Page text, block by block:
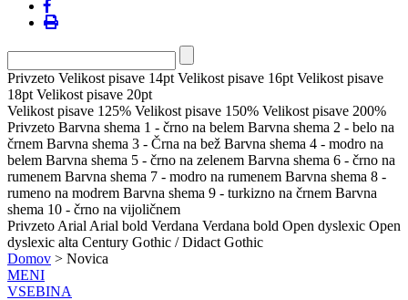
Privzeto Velikost pisave 14pt Velikost pisave 16pt Velikost pisave
18pt Velikost pisave 20pt
Velikost pisave 125% Velikost pisave 150% Velikost pisave 200%
Privzeto Barvna shema 1 - črno na belem Barvna shema 2 - belo na
črnem Barvna shema 3 - Črna na bež Barvna shema 4 - modro na
belem Barvna shema 5 - črno na zelenem Barvna shema 6 - črno na
rumenem Barvna shema 7 - modro na rumenem Barvna shema 8 -
rumeno na modrem Barvna shema 9 - turkizno na črnem Barvna
shema 10 - črno na vijoličnem
Privzeto Arial Arial bold Verdana Verdana bold Open dyslexic Open
dyslexic alta Century Gothic / Didact Gothic
Domov > Novica
MENI
VSEBINA